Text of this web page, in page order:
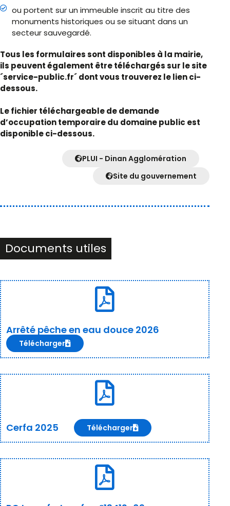
ou portent sur un immeuble inscrit au titre des
monuments historiques ou se situant dans un
secteur sauvegardé.
Tous les formulaires sont disponibles à la mairie,
ils peuvent également être téléchargés sur le site
´service-public.fr´ dont vous trouverez le lien ci-
dessous.
Le fichier téléchargeable de demande
d’occupation temporaire du domaine public est
disponible ci-dessous.
PLUI - Dinan Agglomération
Site du gouvernement
Documents utiles
Arrêté pêche en eau douce 2026
Télécharger
Cerfa 2025 Télécharger